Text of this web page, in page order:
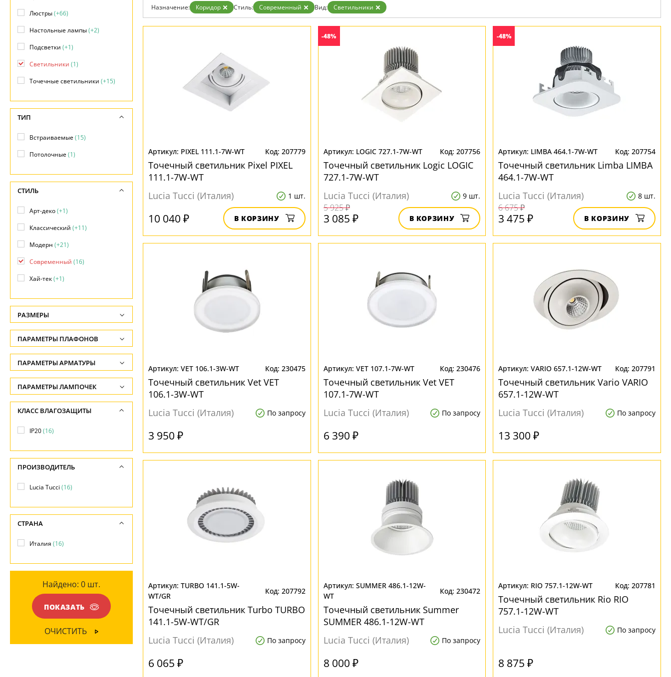
Дизайнерам
Бренды
Контакты
Прозрачные
Хром
Черные
Назначение: Коридор Стиль: Современный Вид: Светильники
PIXEL 111.1-7W-WT 207779
Точечный светильник Pixel PIXEL
111.1-7W-WT
Lucia Tucci (Италия)
1 шт.
10 040 ₽ В КОРЗИНУ
-48%
LOGIC 727.1-7W-WT 207756
Точечный светильник Logic LOGIC
727.1-7W-WT
Lucia Tucci (Италия)
9 шт.
5 925 ₽
3 085 ₽ В КОРЗИНУ
-48%
LIMBA 464.1-7W-WT 207754
Точечный светильник Limba LIMBA
464.1-7W-WT
Lucia Tucci (Италия)
8 шт.
6 675 ₽
3 475 ₽ В КОРЗИНУ
VET 106.1-3W-WT 230475
Точечный светильник Vet VET
106.1-3W-WT
Lucia Tucci (Италия)
По запросу
3 950 ₽
VET 107.1-7W-WT 230476
Точечный светильник Vet VET
107.1-7W-WT
Lucia Tucci (Италия)
По запросу
6 390 ₽
VARIO 657.1-12W-WT 207791
Точечный светильник Vario VARIO
657.1-12W-WT
Lucia Tucci (Италия)
По запросу
13 300 ₽
TURBO 141.1-5W-
WT/GR
207792
Точечный светильник Turbo TURBO
141.1-5W-WT/GR
Lucia Tucci (Италия)
По запросу
6 065 ₽
SUMMER 486.1-12W-
WT
230472
Точечный светильник Summer
SUMMER 486.1-12W-WT
Lucia Tucci (Италия)
По запросу
8 000 ₽
RIO 757.1-12W-WT 207781
Точечный светильник Rio RIO
757.1-12W-WT
Lucia Tucci (Италия)
По запросу
8 875 ₽
Люстры(+66)
Настольные лампы(+2)
Подсветки (+1)
Светильники (1)
Точечные светильники (+15)
ТИП
Встраиваемые(15)
Потолочные(1)
СТИЛЬ
Арт-деко(+1)
Классический (+11)
Модерн (+21)
Современный (16)
Хай-тек(+1)
РАЗМЕРЫ
Высота, см
-
Ширина, см
-
Диаметр, см
-
Длина, см
ПАРАМЕТРЫ ПЛАФОНОВ
ФОРМА ПЛАФОНА
Без плафона(1)
Конус(1)
Полусфера(8)
круглая
ПОВЕРХНОСТЬ
НАПРАВЛЕНИЕ
Вниз
Без плафона(1)
(15)
ЦВЕТ ПЛАФОНОВ
ПАРАМЕТРЫ АРМАТУРЫ
ЦВЕТ АРМАТУРЫ
Белый(13)
МАТЕРИАЛ
Металл(16)
ПОВЕРХНОСТЬ
ПАРАМЕТРЫ ЛАМПОЧЕК
Количество ламп
-
Общая мощность ламп
-
Напряжение
-
КЛАСС ВЛАГОЗАЩИТЫ
IP20(16)
ПРОИЗВОДИТЕЛЬ
Lucia Tucci (16)
СТРАНА
Италия (16)
Найдено: 0 шт.
ПОКАЗАТЬ
ОЧИСТИТЬ